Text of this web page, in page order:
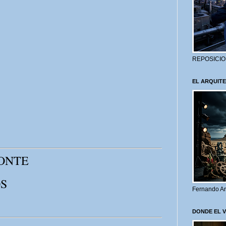
EL
Fernando
DONDE EL